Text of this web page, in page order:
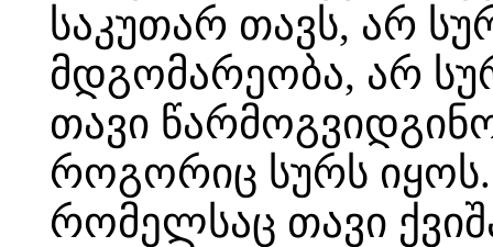
საკუთარ თავს, არ
მდგომარეობა, არ
თავი
როგორიც სურს იყოს.
რომელსაც თავი